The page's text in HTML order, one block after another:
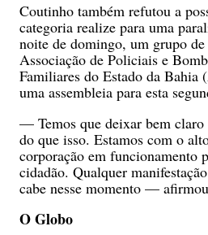
Coutinho também refutou a
categoria realize para uma
noite de domingo, um grupo
Associação de Policiais e
Familiares do Estado da Bahia
uma assembleia para esta
— Temos que deixar bem
do que isso. Estamos com o
corporação em funcionamento
cidadão. Qualquer
cabe nesse momento —
O Globo